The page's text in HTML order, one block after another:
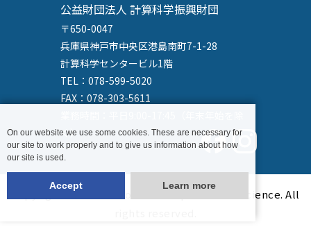
公益財団法人 計算科学振興財団
〒650-0047
兵庫県神戸市中央区港島南町7-1-28
計算科学センタービル1階
TEL：078-599-5020
FAX：078-303-5611
く）
Copyright © Foundation for Computational Science. All
On our website we use some cookies. These are necessary for
our site to work properly and to give us information about how
our site is used.
Accept Learn more